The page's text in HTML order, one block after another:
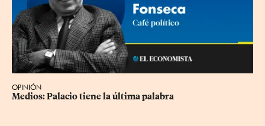
OPINIÓN
Medios: Palacio tiene la última palabra